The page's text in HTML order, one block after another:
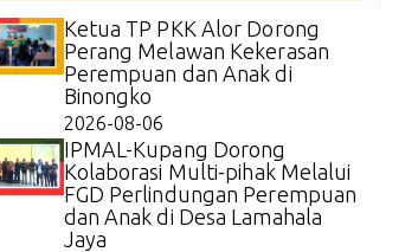
Ketua TP PKK Alor Dorong
Perang Melawan Kekerasan
Perempuan dan Anak di
Binongko
2026-08-06
IPMAL-Kupang Dorong
Kolaborasi Multi-pihak Melalui
FGD Perlindungan Perempuan
dan Anak di Desa Lamahala
Jaya